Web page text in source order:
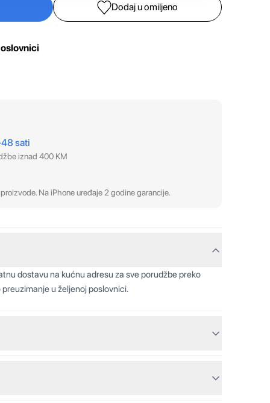
Dodaj u omiljeno
sati
iznad 400 KM
Na iPhone uređaje 2 godine garancije.
dostavu na kućnu adresu za sve porudžbe preko
u željenoj poslovnici.